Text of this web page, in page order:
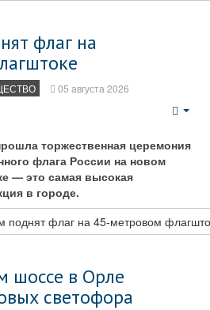
флаг на
05 августа 2026
торжественная церемония
флага России на новом
— это самая высокая
в городе.
флаг на 45‑метровом
шоссе в Орле
светофора